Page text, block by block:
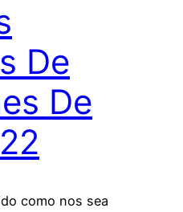
De
De
como nos sea